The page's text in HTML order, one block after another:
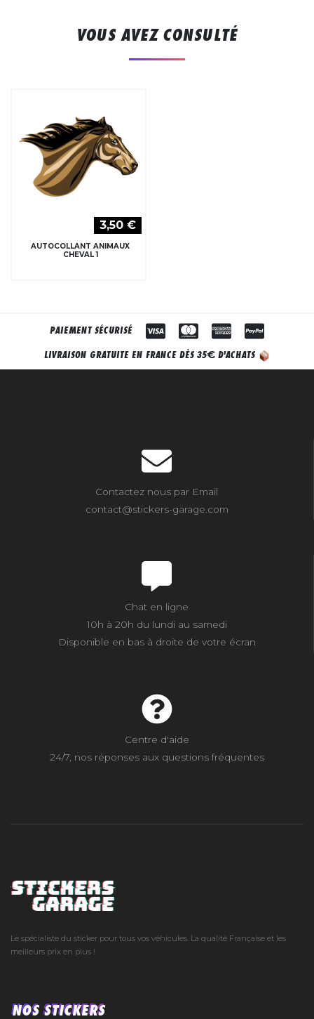
VOUS AVEZ CONSULTÉ
3,50 €
AUTOCOLLANT ANIMAUX
CHEVAL 1
PAIEMENT SÉCURISÉ
LIVRAISON GRATUITE EN FRANCE DÈS 35€ D'ACHATS
Contactez nous par Email
contact@stickers-garage.com
Chat en ligne
10h à 20h du lundi au samedi
Disponible en bas à droite de votre écran
Centre d'aide
24/7, nos réponses aux questions fréquentes
Le spécialiste du sticker pour tous vos véhicules. La qualité Française et les
meilleurs prix en plus !
NOS STICKERS